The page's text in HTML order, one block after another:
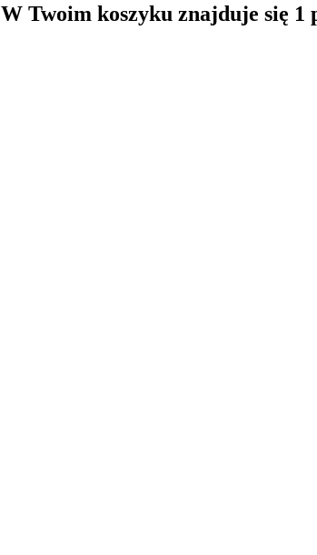
W Twoim koszyku znajduje się 1